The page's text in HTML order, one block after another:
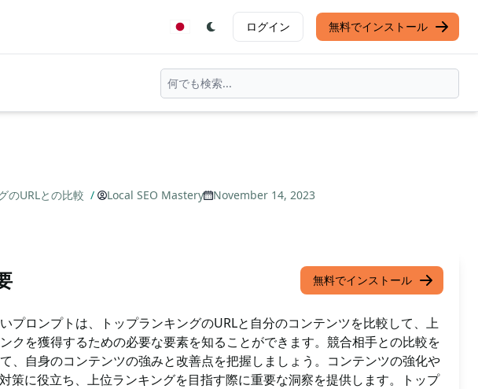
ログイン 無料でインストール
のURLとの比較 / Local SEO Mastery
November 14, 2023
無料でインストール
プロンプトは、トップランキングのURLと自分のコンテンツを比較して、上
クを獲得するための必要な要素を知ることができます。競合相手との比較を
、自身のコンテンツの強みと改善点を把握しましょう。コンテンツの強化や
策に役立ち、上位ランキングを目指す際に重要な洞察を提供します。トップ